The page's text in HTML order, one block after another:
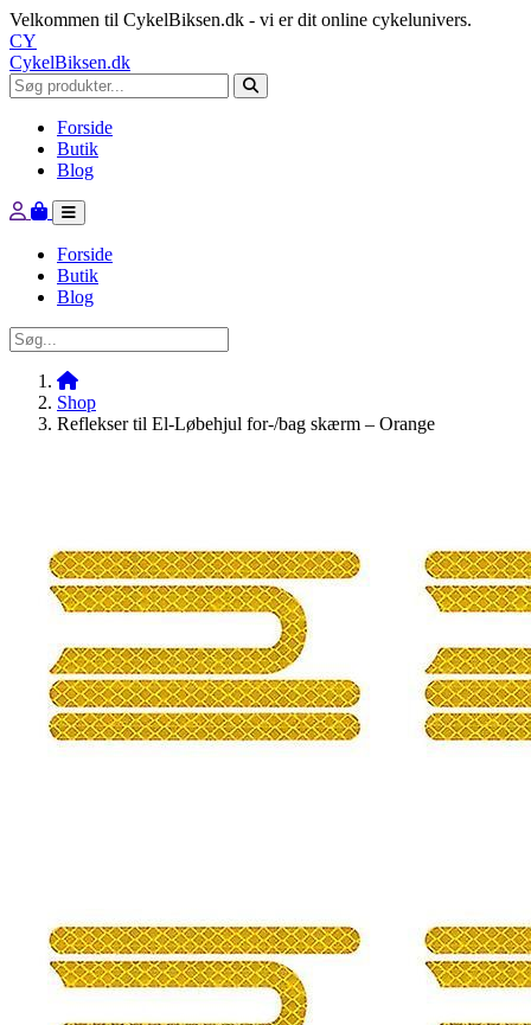
Velkommen til CykelBiksen.dk - vi er dit online cykelunivers.
CY
CykelBiksen.dk
Forside
Butik
Blog
Forside
Butik
Blog
Shop
Reflekser til El-Løbehjul for-/bag skærm – Orange